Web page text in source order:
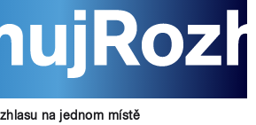
na jednom místě